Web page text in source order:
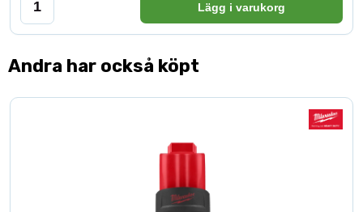
Lägg i varukorg
Andra har också köpt